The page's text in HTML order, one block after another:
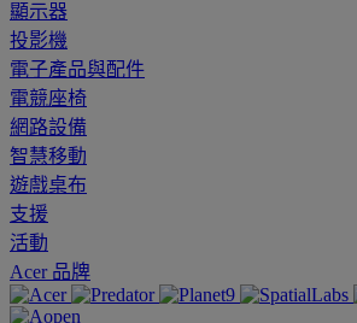
顯示器
投影機
電子產品與配件
電競座椅
網路設備
智慧移動
遊戲桌布
支援
活動
Acer 品牌